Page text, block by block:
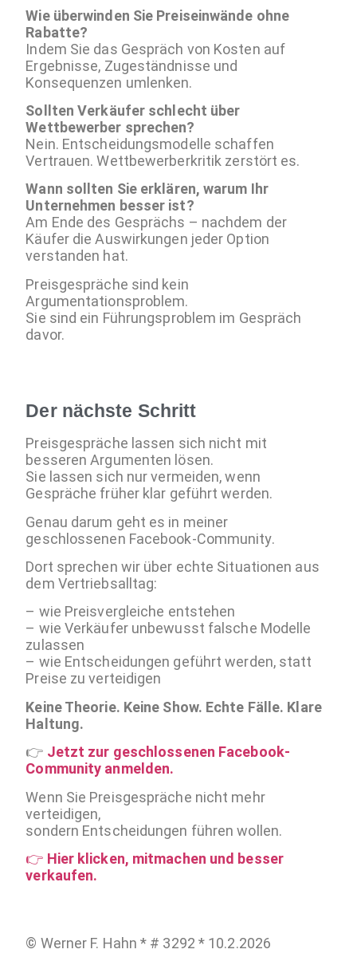
Wie überwinden Sie Preiseinwände ohne
Rabatte?
Indem Sie das Gespräch von Kosten auf
Ergebnisse, Zugeständnisse und
Konsequenzen umlenken.
Sollten Verkäufer schlecht über
Wettbewerber sprechen?
Nein. Entscheidungsmodelle schaffen
Vertrauen. Wettbewerberkritik zerstört es.
Wann sollten Sie erklären, warum Ihr
Unternehmen besser ist?
Am Ende des Gesprächs – nachdem der
Käufer die Auswirkungen jeder Option
verstanden hat.
Preisgespräche sind kein
Argumentationsproblem.
Sie sind ein Führungsproblem im Gespräch
davor.
Der nächste Schritt
Preisgespräche lassen sich nicht mit
besseren Argumenten lösen.
Sie lassen sich nur vermeiden, wenn
Gespräche früher klar geführt werden.
Genau darum geht es in meiner
geschlossenen Facebook-Community.
Dort sprechen wir über echte Situationen aus
dem Vertriebsalltag:
– wie Preisvergleiche entstehen
– wie Verkäufer unbewusst falsche Modelle
zulassen
– wie Entscheidungen geführt werden, statt
Preise zu verteidigen
Keine Theorie. Keine Show. Echte Fälle. Klare
Haltung.
👉 Jetzt zur geschlossenen Facebook-
Community anmelden.
Wenn Sie Preisgespräche nicht mehr
verteidigen,
sondern Entscheidungen führen wollen.
👉 Hier klicken, mitmachen und besser
verkaufen.
© Werner F. Hahn * # 3292 * 10.2.2026